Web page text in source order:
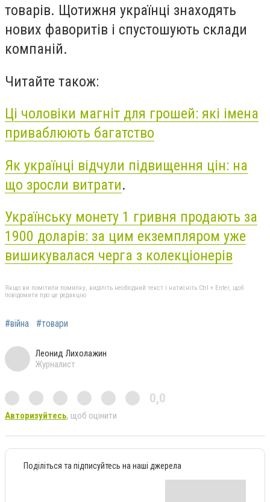
товарів. Щотижня українці знаходять
нових фаворитів і спустошують склади
компаній.
Читайте також:
Ці чоловіки магніт для грошей: які імена
приваблюють багатство
Як українці відчули підвищення цін: на
що зросли витрати.
Українську монету 1 гривня продають за
1900 доларів: за цим екземпляром уже
вишикувалася черга з колекціонерів
Якщо ви помітили помилку, виділіть необхідний текст і натисніть Ctrl + Enter, щоб
повідомити про це редакцію
#війна #товари
Леонид Лихолажин
Журналист
0,0
Авторизуйтесь, щоб оцінити
Поділіться та підписуйтесь на наші джерела